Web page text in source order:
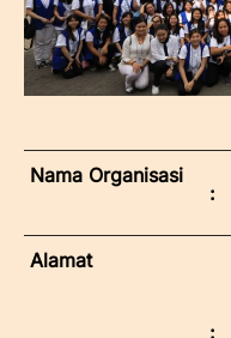
Nama Organisasi
:
Alamat
: